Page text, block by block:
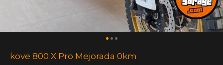
kove 800 X Pro Mejorada 0km